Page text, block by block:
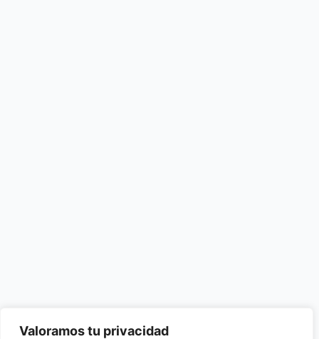
Valoramos tu privacidad